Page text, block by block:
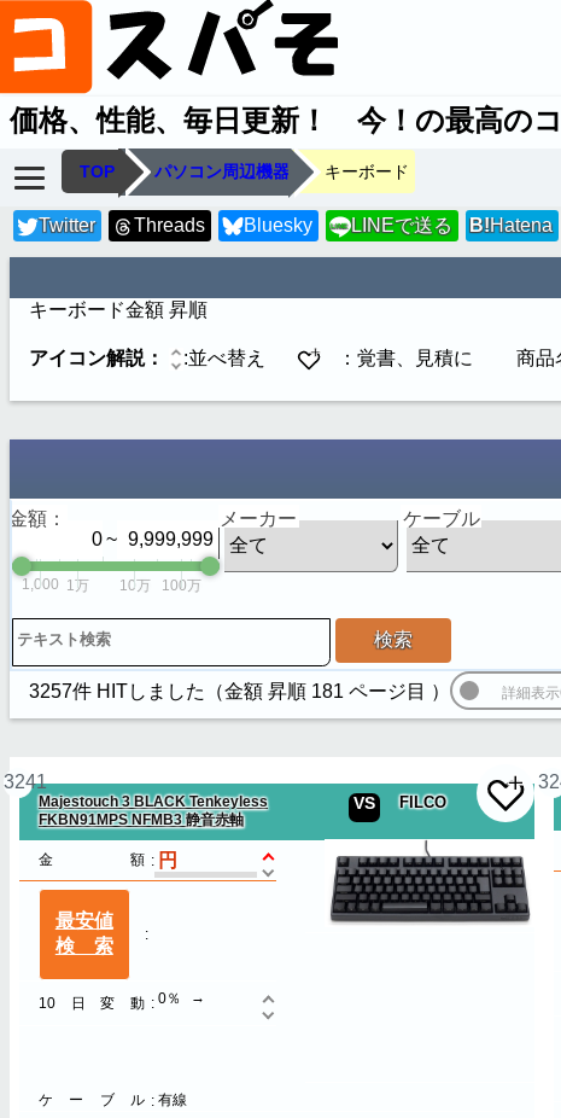
価格、性能、毎日更新！ 今！の最高の
TOP パソコン周辺機器 キーボード
Twitter Threads Bluesky LINE LINEで送る B!Hatena
キーボード金額 昇順
アイコン解説： :並べ替え ：覚書、見積に 商品
金額：
~
1,000 1万 10万 100万
メーカー ケーブル
検索
3257件 HITしました（金額 昇順 181 ページ目 ）
3241
Majestouch 3 BLACK Tenkeyless
FKBN91MPS NFMB3 静音赤軸
VS FILCO
金額
最安値
検索
10日変動 0％
ケーブル
有線